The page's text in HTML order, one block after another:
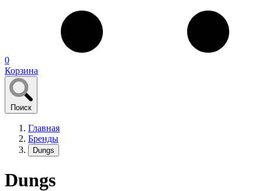
0
Корзина
Поиск
Главная
Бренды
Dungs
Dungs